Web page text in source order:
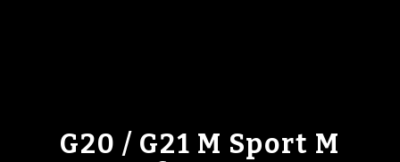
G20 / G21 M Sport M